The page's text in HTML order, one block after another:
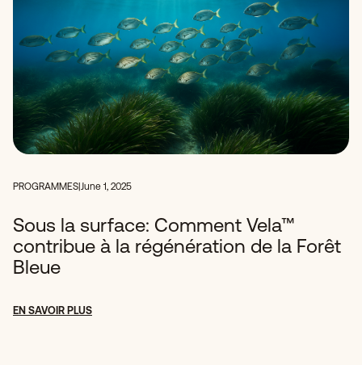
PROGRAMMES June 1, 2025
Sous la surface: Comment Vela™
contribue à la régénération de la Forêt
Bleue
EN SAVOIR PLUS